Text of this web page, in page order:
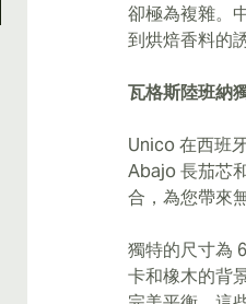
卻極為複雜。
到烘焙香料的
瓦格斯陸班納
Unico 在西班
Abajo 長茄芯
合，為您帶來
獨特的尺寸為
卡和橡木的背